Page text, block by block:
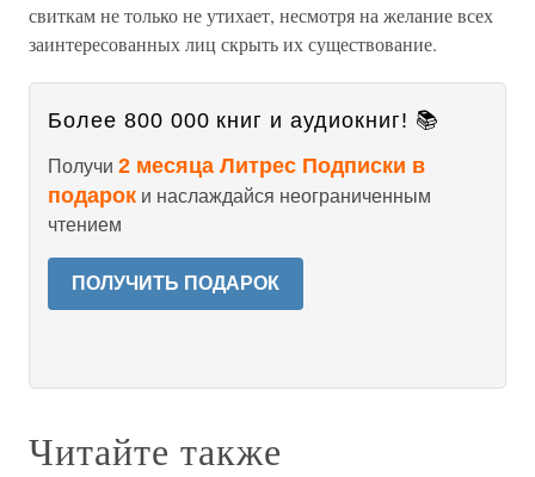
свиткам не только не утихает, несмотря на желание всех
заинтересованных лиц скрыть их существование.
Более 800 000 книг и аудиокниг! 📚
Получи 2 месяца Литрес Подписки в
подарок и наслаждайся неограниченным
чтением
ПОЛУЧИТЬ ПОДАРОК
Читайте также